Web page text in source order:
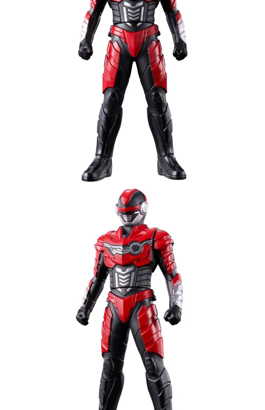
資料（包含姓名、電話或地址）提供予台灣大哥大進項蒐集、處理及利用，
由本公司與您本人進行分期帳單所需資料之確認、核對及更正。
3.完整用戶服務條款，請詳閱以下連結：https://oppay.tw/userRule
每筆NT$120，滿NT$3,000(含以上)免運費
預購-宅配(離島)(舊)
每筆NT$160，滿NT$3,000(含以上)免運費
東海門市自取，需自備購物袋取貨唷。